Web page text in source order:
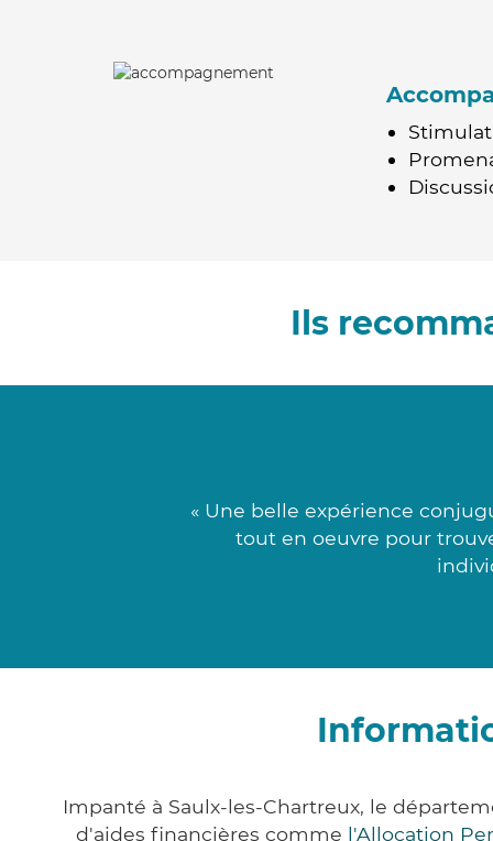
Ils
« Une belle expérience
tout en oeuvre pour
Impanté à Saulx-les-Chartreux, le
d'aides financières comme l'Allocation